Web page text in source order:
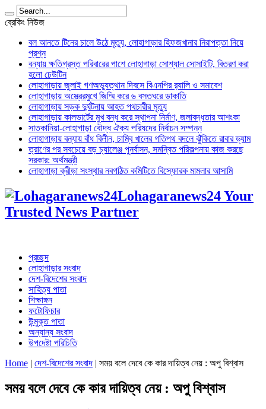
ব্রেকিং নিউজ
বল আনতে টিনের চালে উঠে মৃত্যু, লোহাগাড়ার হিফজখানার নিরাপত্তা নিয়ে
প্রশ্ন
বন্যায় ক্ষতিগ্রস্ত পরিবারের পাশে লোহাগাড়া সোশ্যাল সোসাইটি, বিতরণ করা
হলো ঢেউটিন
লোহাগাড়ায় জুলাই গণঅভ্যুত্থান দিবসে বিএনপির র‌্যালি ও সমাবেশ
লোহাগাড়ায় অস্ত্রেরমুখে জিম্মি করে ৬ বসতঘরে ডাকাতি
লোহাগাড়ায় সড়ক দুর্ঘটনায় আহত পথচারীর মৃত্যু
লোহাগাড়ায় কালভার্টের মুখ বন্ধ করে স্থাপনা নির্মাণ, জলাবদ্ধতার আশংকা
সাতকানিয়া-লোহাগাড়া বৌদ্ধ ঐক্য পরিষদের নির্বাচন সম্পন্ন
লোহাগাড়ায় বন্যায় বাঁধ বিলীন, চাম্বি খালের গতিপথ বদলে ঝুঁকিতে রাবার ড্যাম
ত্রাণের পর সবচেয়ে বড় চ্যালেঞ্জ পুনর্বাসন, সমন্বিত পরিকল্পনায় কাজ করছে
সরকার: অর্থমন্ত্রী
লোহাগাড়া ক্রীড়া সংস্থার নবগঠিত কমিটিতে বিস্ফোরক মামলার আসামি
Lohagaranews24 Your
Trusted News Partner
প্রচ্ছদ
লোহাগাড়ার সংবাদ
দেশ-বিদেশের সংবাদ
সাহিত্য পাতা
শিক্ষাঙ্গন
ফটোফিচার
উন্মুক্ত পাতা
অন্যান্য সংবাদ
উপদেষ্টা পরিচিতি
Home | দেশ-বিদেশের সংবাদ | সময় বলে দেবে কে কার দায়িত্ব নেয় : অপু বিশ্বাস
সময় বলে দেবে কে কার দায়িত্ব নেয় : অপু বিশ্বাস